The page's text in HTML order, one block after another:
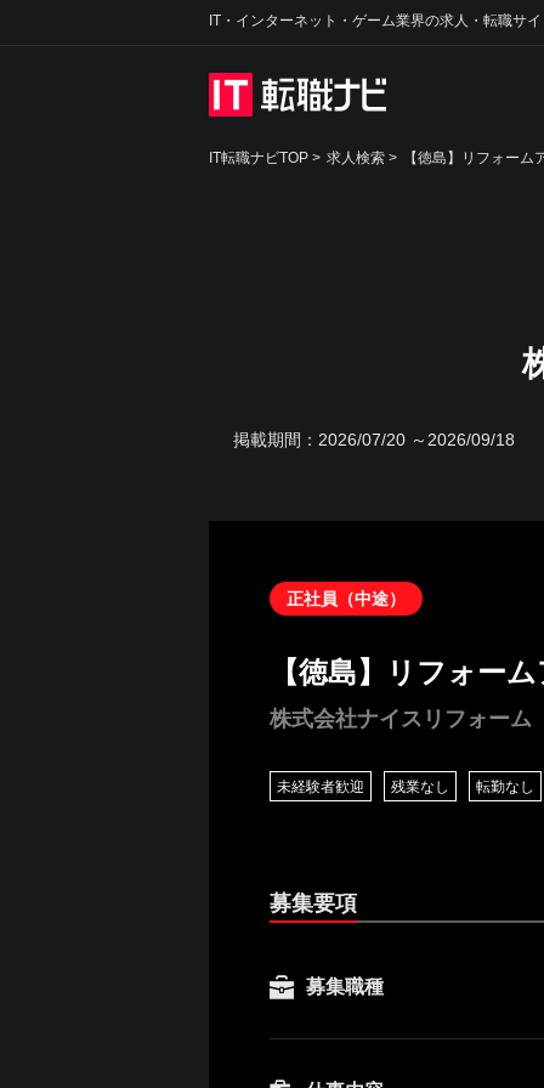
IT・インターネット・ゲーム業界の求人・転職サ
IT転職ナビTOP > 求人検索 > 【徳島】リフォー
掲載期間： 2026/07/20 ～2026/09/18
正社員（中途）
【徳島】リフォー
株式会社ナイスリフォーム
未経験者歓迎 残業なし 転勤なし
募集要項
募集職種